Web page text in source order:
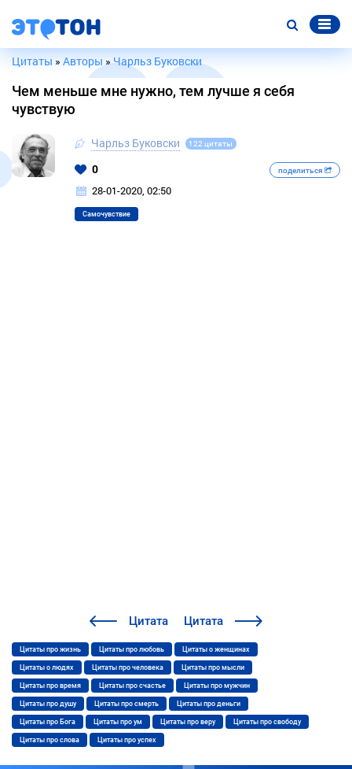
Цитаты » Авторы »Чарльз Буковски
Чем меньше мне нужно, тем лучше я себя
чувствую
Чарльз Буковски 122 цитаты
0 поделиться
28-01-2020, 02:50
Самочувствие
Цитата Цитата
Цитаты про жизнь Цитаты про любовь Цитаты о женщинах
Цитаты о людях Цитаты про человека Цитаты про мысли
Цитаты про время Цитаты про счастье Цитаты про мужчин
Цитаты про душу Цитаты про смерть Цитаты про деньги
Цитаты про Бога Цитаты про ум Цитаты про веру Цитаты про свободу
Цитаты про слова Цитаты про успех